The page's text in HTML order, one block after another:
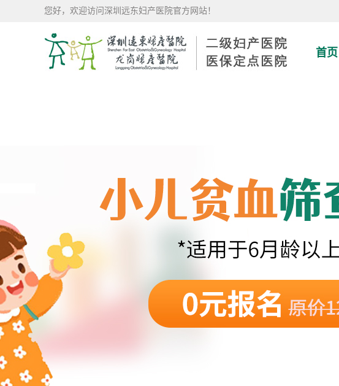
您好，欢迎访问深圳远东妇产医院官方网站！
首页